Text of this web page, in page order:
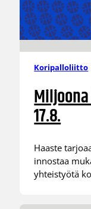
Koripalloliitto
17.8.
Haaste
innostaa
yhteistyötä